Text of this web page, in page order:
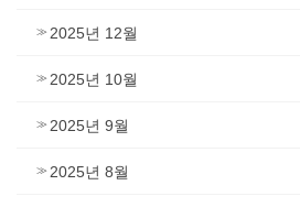
2025년 12월
2025년 10월
2025년 9월
2025년 8월